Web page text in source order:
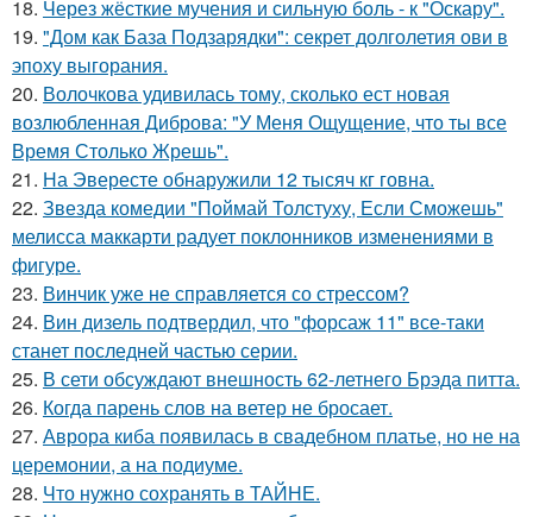
18. Через жёсткие мучения и сильную боль - к "Оскару".
19. "Дом как База Подзарядки": секрет долголетия ови в
эпоху выгорания.
20. Волочкова удивилась тому, сколько ест новая
возлюбленная Диброва: "У Меня Ощущение, что ты все
Время Столько Жрешь".
21. На Эвересте обнаружили 12 тысяч кг говна.
22. Звезда комедии "Поймай Толстуху, Если Сможешь"
мелисса маккарти радует поклонников изменениями в
фигуре.
23. Винчик уже не справляется со стрессом?
24. Вин дизель подтвердил, что "форсаж 11" все-таки
станет последней частью серии.
25. В сети обсуждают внешность 62-летнего Брэда питта.
26. Когда парень слов на ветер не бросает.
27. Аврора киба появилась в свадебном платье, но не на
церемонии, а на подиуме.
28. Что нужно сохранять в ТАЙНЕ.